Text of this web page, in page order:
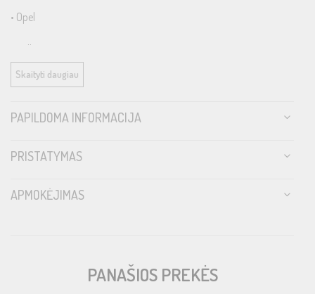
• Opel
• Volkswagen
Skaityti daugiau
PAPILDOMA INFORMACIJA
PRISTATYMAS
APMOKĖJIMAS
PANAŠIOS PREKĖS